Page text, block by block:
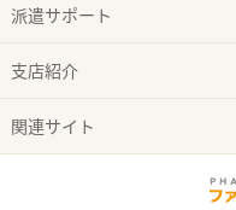
派遣サポート
支店紹介
関連サイト